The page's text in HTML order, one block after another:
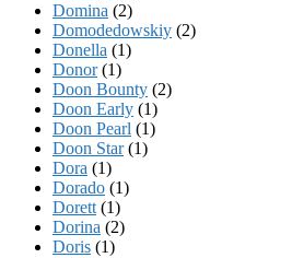
Domina (2)
Domodedowskiy (2)
Donella (1)
Donor(1)
Doon Bounty (2)
Doon Early (1)
Doon Pearl (1)
Doon Star(1)
Dora (1)
Dorado (1)
Dorett (1)
Dorina (2)
Doris (1)